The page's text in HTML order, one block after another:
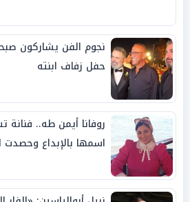
نجوم الفن يشاركون
حفل زفاف ابنته
روفانا أيمن طه..
اسمها بالإبداع وحصدت